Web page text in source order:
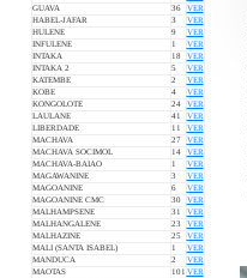
GUAVA
36
VER
HABEL-JAFAR
3
VER
HULENE
9
VER
INFULENE
1
VER
INTAKA
18
VER
INTAKA 2
5
VER
KATEMBE
2
VER
KOBE
4
VER
KONGOLOTE
24
VER
LAULANE
41
VER
LIBERDADE
11
VER
MACHAVA
27
VER
MACHAVA SOCIMOL
14
VER
MACHAVA-BAIAO
1
VER
MAGAWANINE
3
VER
MAGOANINE
6
VER
MAGOANINE CMC
30
VER
MALHAMPSENE
31
VER
MALHANGALENE
23
VER
MALHAZINE
25
VER
MALI (SANTA ISABEL)
1
VER
MANDUCA
2
VER
MAOTAS
101 VER